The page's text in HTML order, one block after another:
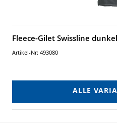
Fleece-Gilet Swissline
Artikel-Nr: 493080
ALLE